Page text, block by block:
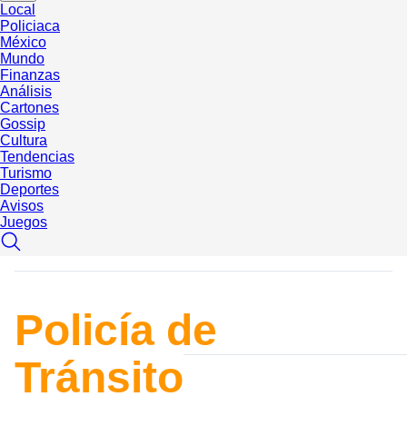
Local
Policiaca
México
Mundo
Finanzas
Análisis
Cartones
Gossip
Cultura
Tendencias
Turismo
Deportes
Avisos
Juegos
Policía de
Tránsito